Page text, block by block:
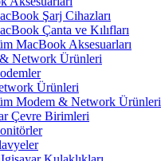
Şarj Cihazları
Çanta ve Kılıfları
MacBook Aksesuarları
Network Ürünleri
Ürünleri
Modem & Network Ürünleri
Çevre Birimleri